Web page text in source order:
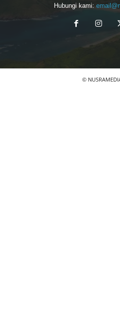
Hubungi kami:
©